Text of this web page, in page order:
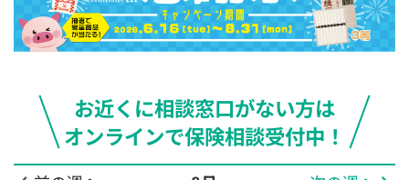
お近くに相談窓口がない方は
オンラインで保険相談受付中！